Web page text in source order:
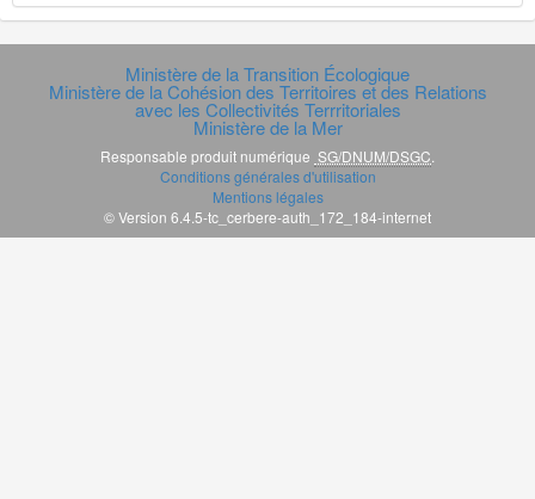
Ministère de la Transition Écologique
Ministère de la Cohésion des Territoires et des Relations
avec les Collectivités Terrritoriales
Ministère de la Mer
Responsable produit numérique SG/DNUM/DSGC.
Conditions générales d'utilisation
Mentions légales
© Version 6.4.5-tc_cerbere-auth_172_184-internet